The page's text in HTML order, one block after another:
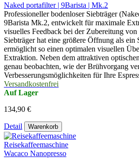
Naked portafilter | 9Barista | Mk.2
Professioneller bodenloser Siebträger
9Barista Mk.2, entwickelt für maximale
visuelles Feedback bei der Zubereitung
Siebträger hat eine größere Öffnung als ein
ermöglicht so einen optimalen visuellen
Extraktion. Neben dem attraktiven
genau beobachten, wie der Brühvorgang
Verbesserungsmöglichkeiten für Ihre
Versandkostenfrei
Auf Lager
134,90 €
Detail Warenkorb
Reisekaffeemaschine
Wacaco Nanopresso